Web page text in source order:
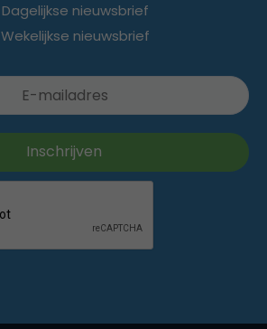
Dagelijkse nieuwsbrief
Wekelijkse nieuwsbrief